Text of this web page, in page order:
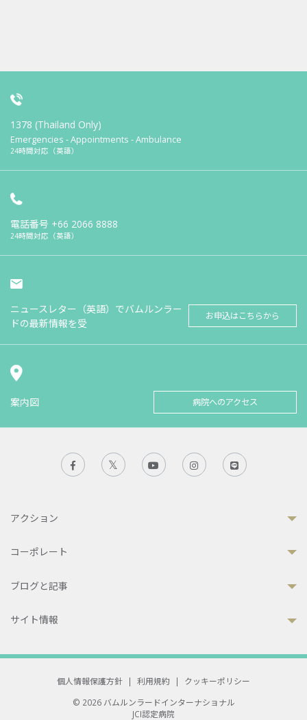
1378 (Thailand Only)
Emergencies - Appointments - Ambulance
24時間対応（英語）
電話番号 +66 2066 8888
24時間対応（英語）
ニュースレター（英語）でバムルンラー
ドの最新情報を受
お申込はこちらから
案内図 病院へのアクセス
アクション
コーポレート
ブログと記事
サイト情報
個人情報保護方針 | 利用規約 |
クッキーポリシー
© 2026 バムルンラードインターナショナル
JCI認定病院